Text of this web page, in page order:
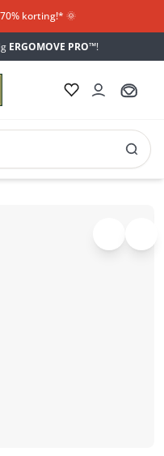
korting!*​ 🌞
ERGOMOVE PRO™!